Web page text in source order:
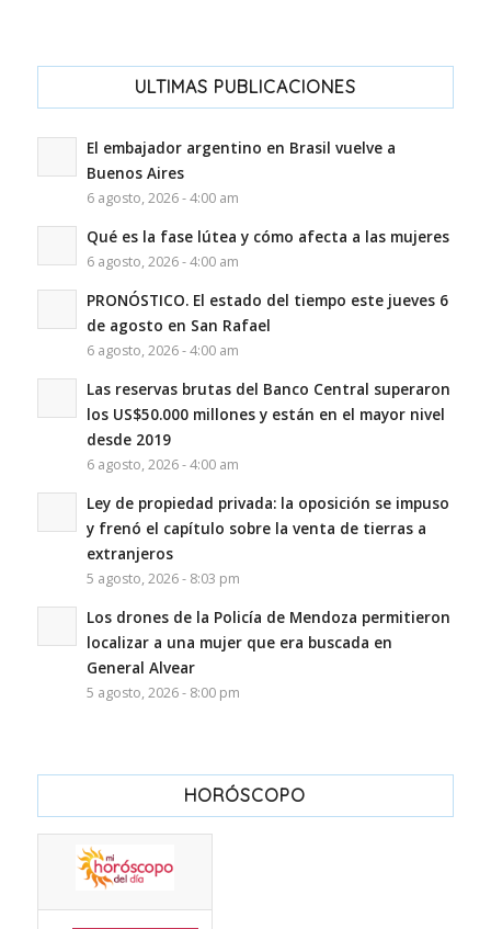
ULTIMAS PUBLICACIONES
El embajador argentino en Brasil vuelve a
Buenos Aires
6 agosto, 2026 - 4:00 am
Qué es la fase lútea y cómo afecta a las mujeres
6 agosto, 2026 - 4:00 am
PRONÓSTICO. El estado del tiempo este jueves 6
de agosto en San Rafael
6 agosto, 2026 - 4:00 am
Las reservas brutas del Banco Central superaron
los US$50.000 millones y están en el mayor nivel
desde 2019
6 agosto, 2026 - 4:00 am
Ley de propiedad privada: la oposición se impuso
y frenó el capítulo sobre la venta de tierras a
extranjeros
5 agosto, 2026 - 8:03 pm
Los drones de la Policía de Mendoza permitieron
localizar a una mujer que era buscada en
General Alvear
5 agosto, 2026 - 8:00 pm
HORÓSCOPO